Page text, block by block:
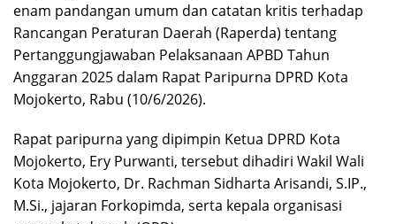
enam pandangan umum dan catatan kritis terhadap
Rancangan Peraturan Daerah (Raperda) tentang
Pertanggungjawaban Pelaksanaan APBD Tahun
Anggaran 2025 dalam Rapat Paripurna DPRD Kota
Mojokerto, Rabu (10/6/2026).
Rapat paripurna yang dipimpin Ketua DPRD Kota
Mojokerto, Ery Purwanti, tersebut dihadiri Wakil Wali
Kota Mojokerto, Dr. Rachman Sidharta Arisandi, S.IP.,
M.Si., jajaran Forkopimda, serta kepala organisasi